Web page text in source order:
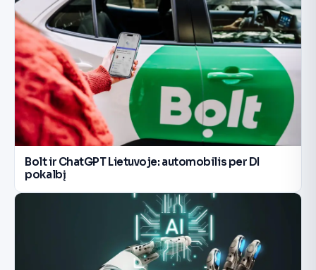
Bolt ir ChatGPT Lietuvoje: automobilis per DI
pokalbį